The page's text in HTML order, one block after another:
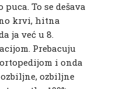
To se dešava
krvi, hitna
ja već u 8.
Prebacuju
i onda
ozbiljne